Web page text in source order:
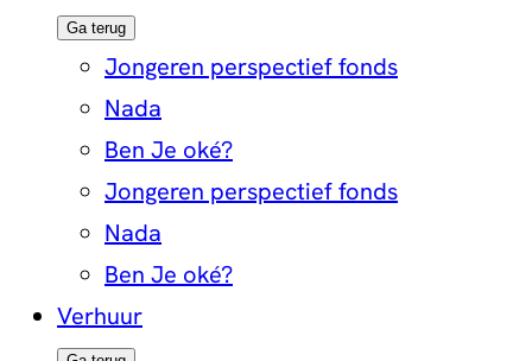
Ga terug
Jongeren perspectief fonds
Nada
Ben Je oké?
Jongeren perspectief fonds
Nada
Ben Je oké?
Verhuur